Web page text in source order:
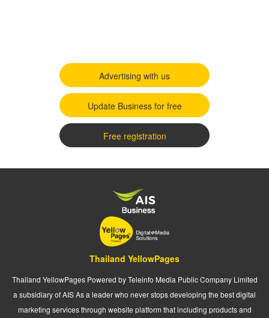
Advertising with us
Update Business for free
Free registration
Thailand YellowPages
Thailand YellowPages Powered by Teleinfo Media Public Company Limited
a subsidiary of AIS As a leader who never stops developing the best digital
marketing services through website platform that including products and